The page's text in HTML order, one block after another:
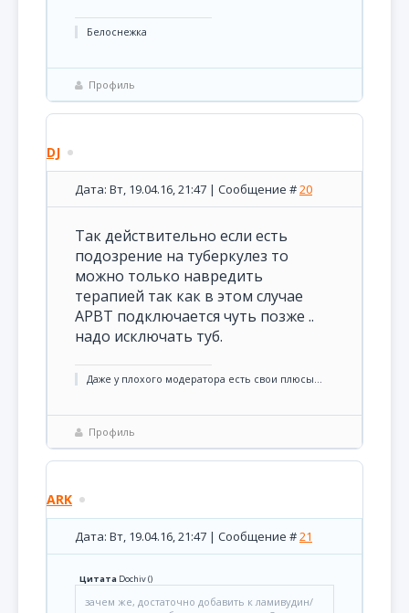
Белоснежка
Профиль
DJ
Дата: Вт, 19.04.16, 21:47 | Сообщение #20
Так действительно если есть
подозрение на туберкулез то
можно только навредить
терапией так как в этом случае
АРВТ подключается чуть позже ..
надо исключать туб.
Даже у плохого модератора есть свои плюсы...
Профиль
ARK
Дата: Вт, 19.04.16, 21:47 | Сообщение #21
Цитата Dochiv()
зачем же, достаточно добавить к ламивудин/